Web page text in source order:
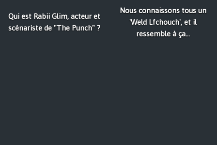
Qui est Rabii Glim, acteur et
scénariste de "The Punch" ?
Nous connaissons tous un
'Weld Lfchouch', et il
ressemble à ça...